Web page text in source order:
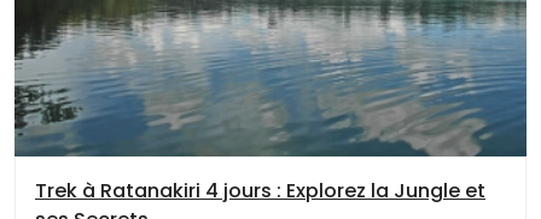
Trek à Ratanakiri 4 jours : Explorez la Jungle et